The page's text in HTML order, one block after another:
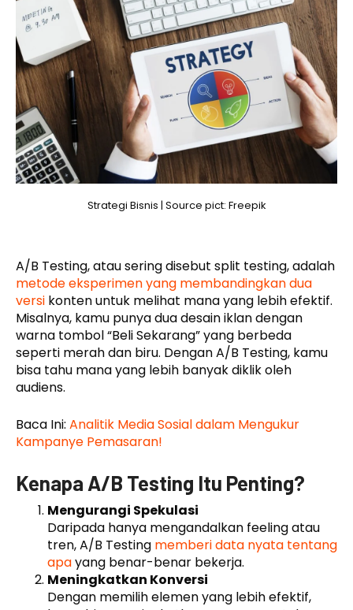
Strategi Bisnis | Source pict: Freepik
A/B Testing, atau sering disebut split testing, adalah
metode eksperimen yang membandingkan dua
versi konten untuk melihat mana yang lebih efektif.
Misalnya, kamu punya dua desain iklan dengan
warna tombol “Beli Sekarang” yang berbeda
seperti merah dan biru. Dengan A/B Testing, kamu
bisa tahu mana yang lebih banyak diklik oleh
audiens.
Baca Ini: Analitik Media Sosial dalam Mengukur
Kampanye Pemasaran!
Kenapa A/B Testing Itu Penting?
Mengurangi Spekulasi
Daripada hanya mengandalkan feeling atau
tren, A/B Testing memberi data nyata tentang
apayang benar-benar bekerja.
Meningkatkan Konversi
Dengan memilih elemen yang lebih efektif,